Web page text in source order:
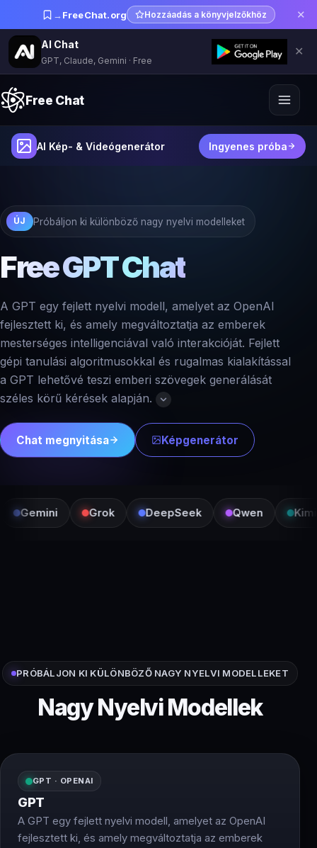
→ FreeChat.org Hozzáadás a könyvjelzőkhöz ✕
AI Chat
GPT, Claude, Gemini · Free
✕
Free Chat
AI Kép- & Videógenerátor Ingyenes próba
ÚJ Próbáljon ki különböző nagy nyelvi modelleket
Free GPT Chat
A GPT egy fejlett nyelvi modell, amelyet az OpenAI
fejlesztett ki, és amely megváltoztatja az emberek
mesterséges intelligenciával való interakcióját. Fejlett
gépi tanulási algoritmusokkal és rugalmas kialakítással
a GPT lehetővé teszi emberi szövegek generálását
széles körű kérések alapján.
Chat megnyitása Képgenerátor
Grok DeepSeek Qwen Kimi
PRÓBÁLJON KI KÜLÖNBÖZŐ NAGY NYELVI MODELLEKET
Nagy Nyelvi Modellek
GPT · OPENAI
GPT
A GPT egy fejlett nyelvi modell, amelyet az OpenAI
fejlesztett ki, és amely megváltoztatja az emberek